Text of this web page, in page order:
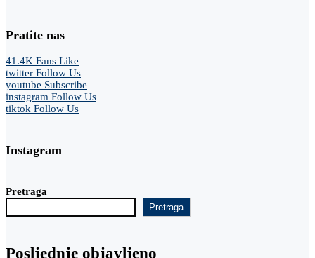
Pratite nas
41.4K Fans Like
twitter Follow Us
youtube Subscribe
instagram Follow Us
tiktok Follow Us
Instagram
Pretraga
Pretraga
Posljednje objavljeno